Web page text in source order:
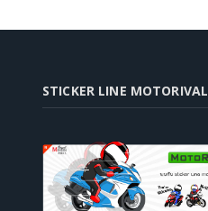
STICKER LINE MOTORIVAL